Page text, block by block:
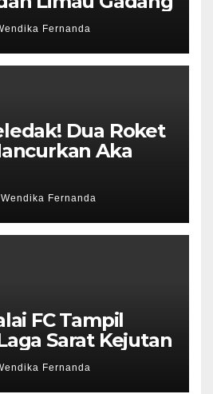
Fernanda
Dua Roket
Aka
Wendika Fernanda
FC Tampil
Sarat Kejutan
Fernanda